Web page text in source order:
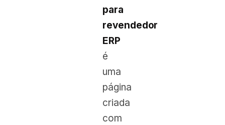
para
revendedor
ERP
é
uma
página
criada
com